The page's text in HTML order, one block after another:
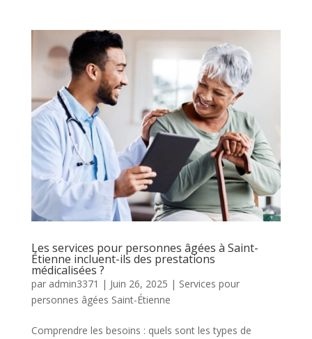
Les services pour personnes âgées à Saint-
Étienne incluent-ils des prestations
médicalisées ?
par admin3371 | Juin 26, 2025 | Services pour
personnes âgées Saint-Étienne
Comprendre les besoins : quels sont les types de